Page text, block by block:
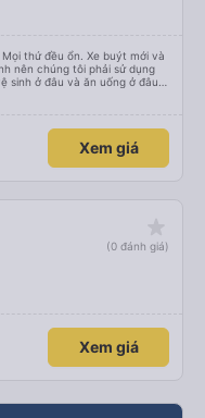
thứ đều ổn. Xe buýt mới và
nên chúng tôi phải sử dụng
sinh ở đâu và ăn uống ở đâu.
chúng tôi. Chúng tôi đến sớm
quản lý trong khách sạn
Xem giá
(0 đánh giá)
Xem giá